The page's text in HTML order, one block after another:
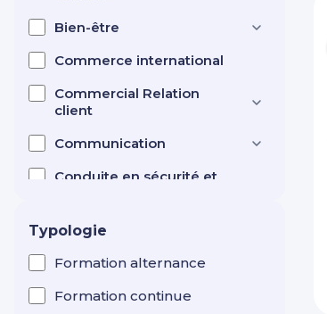
Bien-être
Commerce international
Commercial Relation
client
Communication
Conduite en sécurité et
Création d'entreprise
Entrepreneuriat
Efficacité professionnelle
Typologie
Formation alternance
Formation continue